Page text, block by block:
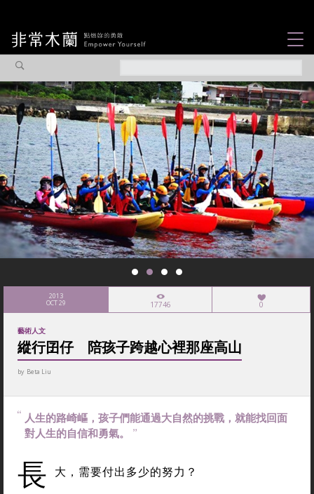
觀點專欄
焦點企劃
社會企業
認識我們
2013
OCT 29 17746 0
藝術人文
縱行囝仔 陪孩子跨越心裡那座高山
by Beta Liu
人生的路崎嶇，孩子們能通過大自然的挑戰，就能找回面
對人生的自信和勇氣。
長 大，需要付出多少的努力？